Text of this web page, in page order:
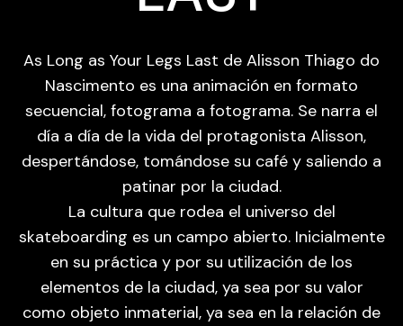
As Long as Your Legs Last de Alisson Thiago do
Nascimento es una animación en formato
secuencial, fotograma a fotograma. Se narra el
día a día de la vida del protagonista Alisson,
despertándose, tomándose su café y saliendo a
patinar por la ciudad.
La cultura que rodea el universo del
skateboarding es un campo abierto. Inicialmente
en su práctica y por su utilización de los
elementos de la ciudad, ya sea por su valor
como objeto inmaterial, ya sea en la relación de